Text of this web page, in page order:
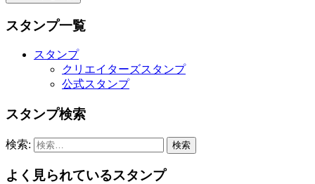
スタンプ一覧
スタンプ
クリエイターズスタンプ
公式スタンプ
スタンプ検索
検索:
よく見られているスタンプ